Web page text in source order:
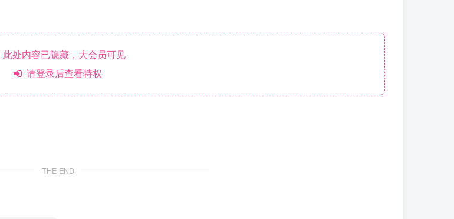
此处内容已隐藏，大会员可见
请登录后查看特权
THE END